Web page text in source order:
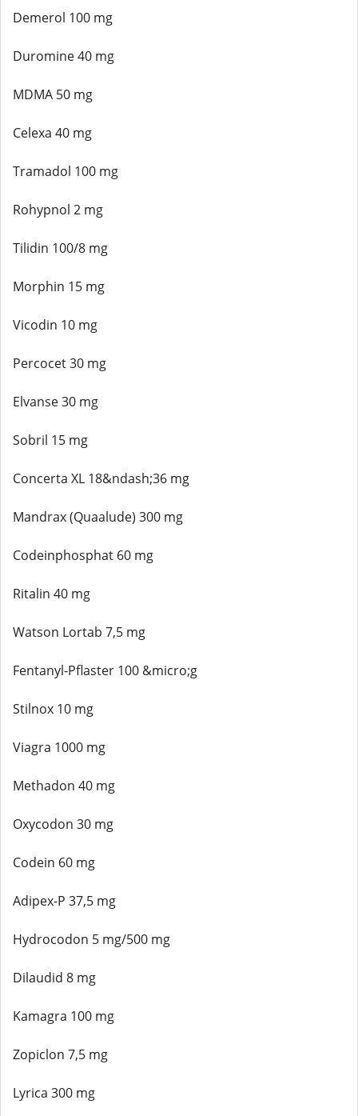
Demerol 100 mg
Duromine 40 mg
MDMA 50 mg
Celexa 40 mg
Tramadol 100 mg
Rohypnol 2 mg
Tilidin 100/8 mg
Morphin 15 mg
Vicodin 10 mg
Percocet 30 mg
Elvanse 30 mg
Sobril 15 mg
Concerta XL 18&ndash;36 mg
Mandrax (Quaalude) 300 mg
Codeinphosphat 60 mg
Ritalin 40 mg
Watson Lortab 7,5 mg
Fentanyl-Pflaster 100 &micro;g
Stilnox 10 mg
Viagra 1000 mg
Methadon 40 mg
Oxycodon 30 mg
Codein 60 mg
Adipex-P 37,5 mg
Hydrocodon 5 mg/500 mg
Dilaudid 8 mg
Kamagra 100 mg
Zopiclon 7,5 mg
Lyrica 300 mg